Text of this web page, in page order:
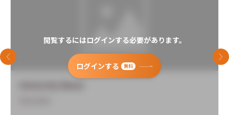
閲覧するにはログインする必要があります。
ログインする 無料
前のスライド 次